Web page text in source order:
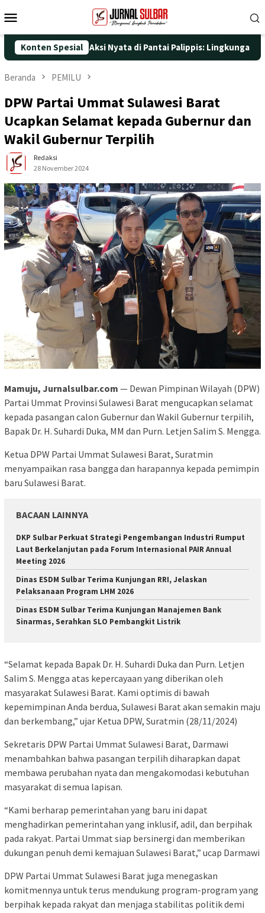
ke
Mobile
Konten Spesial
25 dengan Aksi Nyata di Pantai Palippis: Lingkungan dan
Beranda PEMILU
DPW Partai Ummat Sulawesi Barat
Ucapkan Selamat kepada Gubernur dan
Wakil Gubernur Terpilih
Redaksi
28 November 2024
Mamuju, Jurnalsulbar.com — Dewan Pimpinan Wilayah (DPW)
Partai Ummat Provinsi Sulawesi Barat mengucapkan selamat
kepada pasangan calon Gubernur dan Wakil Gubernur terpilih,
Bapak Dr. H. Suhardi Duka, MM dan Purn. Letjen Salim S. Mengga.
Ketua DPW Partai Ummat Sulawesi Barat, Suratmin
menyampaikan rasa bangga dan harapannya kepada pemimpin
baru Sulawesi Barat.
BACAAN LAINNYA
DKP Sulbar Perkuat Strategi Pengembangan Industri Rumput
Laut Berkelanjutan pada Forum Internasional PAIR Annual
Meeting 2026
Dinas ESDM Sulbar Terima Kunjungan RRI, Jelaskan
Pelaksanaan Program LHM 2026
Dinas ESDM Sulbar Terima Kunjungan Manajemen Bank
Sinarmas, Serahkan SLO Pembangkit Listrik
“Selamat kepada Bapak Dr. H. Suhardi Duka dan Purn. Letjen
Salim S. Mengga atas kepercayaan yang diberikan oleh
masyarakat Sulawesi Barat. Kami optimis di bawah
kepemimpinan Anda berdua, Sulawesi Barat akan semakin maju
dan berkembang,” ujar Ketua DPW, Suratmin (28/11/2024)
Sekretaris DPW Partai Ummat Sulawesi Barat, Darmawi
menambahkan bahwa pasangan terpilih diharapkan dapat
membawa perubahan nyata dan mengakomodasi kebutuhan
masyarakat di semua lapisan.
“Kami berharap pemerintahan yang baru ini dapat
menghadirkan pemerintahan yang inklusif, adil, dan berpihak
pada rakyat. Partai Ummat siap bersinergi dan memberikan
dukungan penuh demi kemajuan Sulawesi Barat,” ucap Darmawi
DPW Partai Ummat Sulawesi Barat juga menegaskan
komitmennya untuk terus mendukung program-program yang
berpihak kepada rakyat dan menjaga stabilitas politik demi